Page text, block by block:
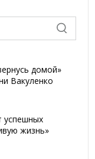
домой»
Вакуленко
успешных
жизнь»